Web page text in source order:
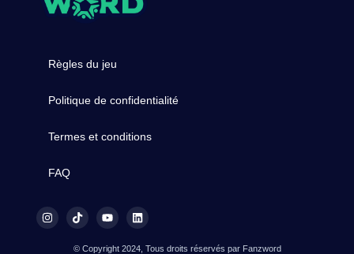
Règles du jeu
Politique de confidentialité
Termes et conditions
FAQ
© Copyright 2024, Tous droits réservés par Fanzword